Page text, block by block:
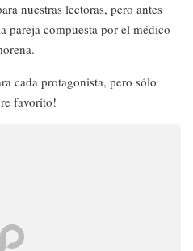
nuestras lectoras, pero antes
pareja compuesta por el médico
cada protagonista, pero sólo
favorito!